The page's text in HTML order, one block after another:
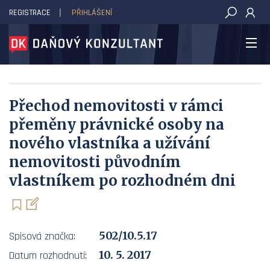
DAŇOVÝ KONZULTANT
REGISTRACE PŘIHLÁŠENÍ
Přechod nemovitosti v rámci
přeměny právnické osoby na
nového vlastníka a užívání
nemovitosti původním
vlastníkem po rozhodném dni
Spisová značka:
502/10.5.17
Datum rozhodnutí:
10. 5. 2017